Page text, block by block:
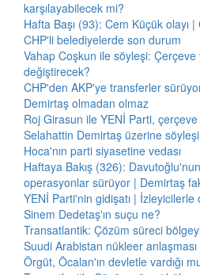
karşılayabilecek mi?
Hafta Başı (93): Cem Küçük olayı
CHP'li belediyelerde son durum
Vahap Coşkun ile söyleşi: Çerçeve
değiştirecek?
CHP'den AKP'ye transferler
Demirtaş olmadan olmaz
Roj Girasun ile YENİ Parti,
Selahattin Demirtaş üzerine söyleşi
Hoca'nın parti siyasetine vedası
Haftaya Bakış (326):
operasyonlar sürüyor | Demirtaş
YENİ Parti'nin gidişatı | İzleyicilerle
Sinem Dedetaş'ın suçu ne?
Transatlantik: Çözüm süreci
Suudi Arabistan nükleer anlaşması
Örgüt, Öcalan'ın devletle vardığı